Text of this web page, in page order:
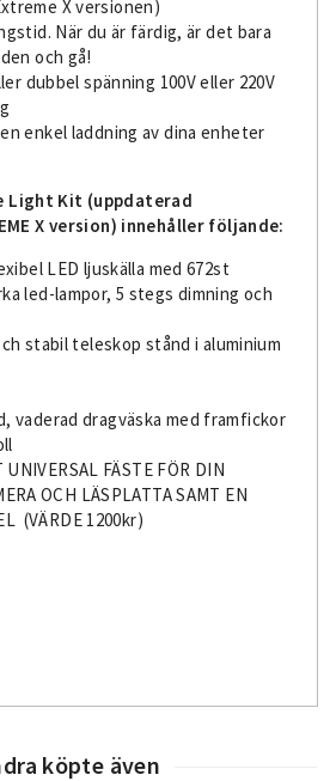
X versionen)
När du är färdig, är det bara
och gå!
dubbel spänning 100V eller 220V
enkel laddning av dina enheter
Light Kit (uppdaterad
X version) innehåller följande:
LED ljuskälla med 672st
led-lampor, 5 stegs dimning och
stabil teleskop stånd i aluminium
vaderad dragväska med framfickor
UNIVERSAL FÄSTE FÖR DIN
OCH LÄSPLATTA SAMT EN
(VÄRDE 1200kr)
köpte även